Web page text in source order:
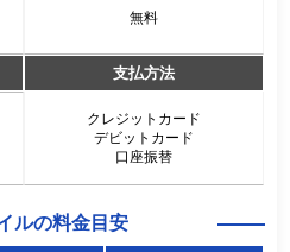
無料
支払方法
クレジットカード
デビットカード
口座振替
ルの料金目安